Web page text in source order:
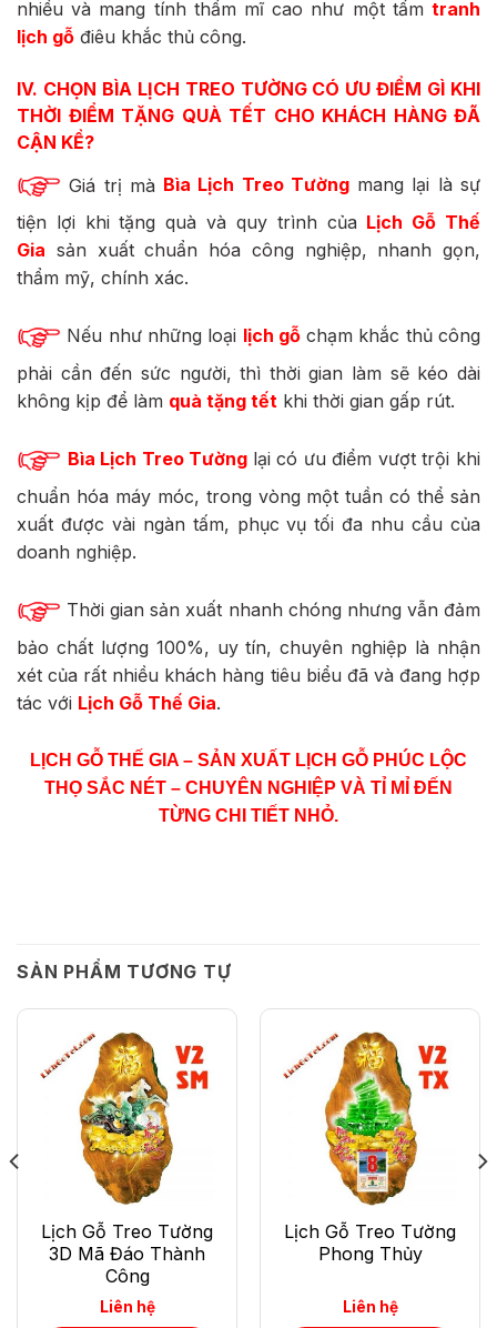
nhiều và mang tính thẩm mĩ cao như một tấm tranh
lịch gỗ điêu khắc thủ công.
IV. CHỌN BÌA LỊCH TREO TƯỜNGCÓ ƯU ĐIỂM GÌ KHI
THỜI ĐIỂM TẶNG QUÀ TẾT CHO KHÁCH HÀNG ĐÃ
CẬN KỀ?
Giá trị mà Bìa Lịch Treo Tườngmang lại là sự
tiện lợi khi tặng quà và quy trình của Lịch Gỗ Thế
Gia sản xuất chuẩn hóa công nghiệp, nhanh gọn,
thẩm mỹ, chính xác.
Nếu như những loại lịch gỗchạm khắc thủ công
phải cần đến sức người, thì thời gian làm sẽ kéo dài
không kịp để làm quà tặng tết khi thời gian gấp rút.
Bìa Lịch Treo Tường lại có ưu điểm vượt trội khi
chuẩn hóa máy móc, trong vòng một tuần có thể sản
xuất được vài ngàn tấm, phục vụ tối đa nhu cầu của
doanh nghiệp.
Thời gian sản xuất nhanh chóng nhưng vẫn đảm
bảo chất lượng 100%, uy tín, chuyên nghiệp là nhận
xét của rất nhiều khách hàng tiêu biểu đã và đang hợp
tác với Lịch Gỗ Thế Gia.
LỊCH GỖ THẾ GIA – SẢN XUẤT LỊCH GỖ PHÚC LỘC
THỌ SẮC NÉT – CHUYÊN NGHIỆP VÀ TỈ MỈ ĐẾN
TỪNG CHI TIẾT NHỎ.
SẢN PHẨM TƯƠNG TỰ
Lịch Gỗ Treo Tường
3D Mã Đáo Thành
Công
Liên hệ
Lịch Gỗ Treo Tường
Phong Thủy
Liên hệ